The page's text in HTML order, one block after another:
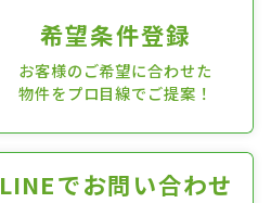
希望条件登録
お客様のご希望に合わせた
物件をプロ目線でご提案！
LINEでお問い合わせ